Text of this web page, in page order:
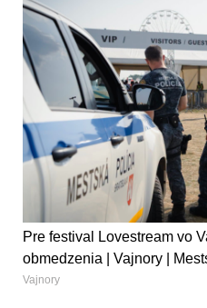
Pre festival Lovestream vo
obmedzenia | Vajnory |
Vajnory